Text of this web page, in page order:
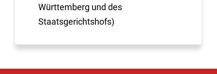
Württemberg und des
Staatsgerichtshofs)